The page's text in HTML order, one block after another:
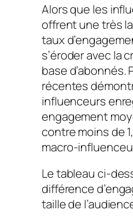
Alors que les
offrent une très
taux
s’éroder avec la
base
récentes
influenceurs
engagement
contre moins de
macro-
Le tableau ci-
différence
taille de